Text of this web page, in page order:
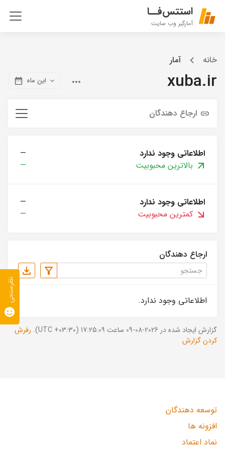
استتس‌فــا
آمارگیر وب سایت
خانه آمار
xuba.ir این ماه
ارجاع دهندگان
اطلاعاتی وجود ندارد
—
بالاترین محبوبیت
—
اطلاعاتی وجود ندارد
—
کمترین محبوبیت
—
ارجاع دهندگان
اطلاعاتی وجود ندارد.
گزارش ایجاد شده در 2026-08-09 ساعت 17:25:09 (UTC +03:30).
رفرش
کردن گزارش
توسعه دهندگان
افزونه ها
نماد اعتماد
نظرسنجی